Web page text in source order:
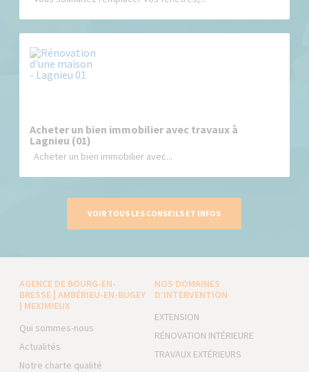
Acheter un bien immobilier avec travaux à
Lagnieu (01)
Acheter un bien immobilier avec...
VOIR TOUS LES CONSEILS ET INFOS
AGENCE DE BOURG-EN-
BRESSE | AMBÉRIEU-EN-BUGEY
| MEXIMIEUX
Qui sommes-nous
Actualités
Notre charte qualité
NOS DOMAINES
D’INTERVENTION
EXTENSION
RÉNOVATION INTÉRIEURE
TRAVAUX EXTÉRIEURS